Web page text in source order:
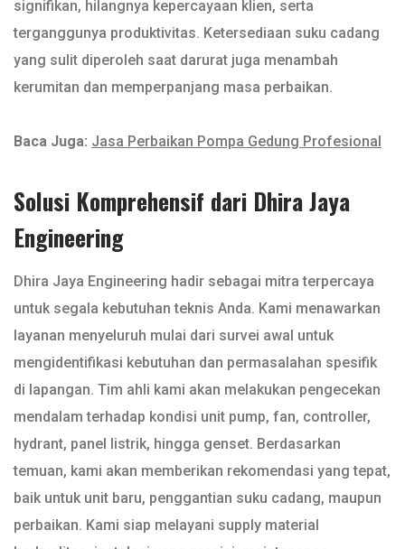
signifikan, hilangnya kepercayaan klien, serta
terganggunya produktivitas. Ketersediaan suku cadang
yang sulit diperoleh saat darurat juga menambah
kerumitan dan memperpanjang masa perbaikan.
Baca Juga: Jasa Perbaikan Pompa Gedung Profesional
Solusi Komprehensif dari Dhira Jaya
Engineering
Dhira Jaya Engineering hadir sebagai mitra terpercaya
untuk segala kebutuhan teknis Anda. Kami menawarkan
layanan menyeluruh mulai dari survei awal untuk
mengidentifikasi kebutuhan dan permasalahan spesifik
di lapangan. Tim ahli kami akan melakukan pengecekan
mendalam terhadap kondisi unit pump, fan, controller,
hydrant, panel listrik, hingga genset. Berdasarkan
temuan, kami akan memberikan rekomendasi yang tepat,
baik untuk unit baru, penggantian suku cadang, maupun
perbaikan. Kami siap melayani supply material